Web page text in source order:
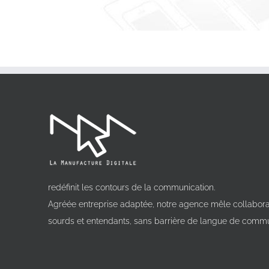
redéfinit les contours de la communication.
Agréée entreprise adaptée, notre agence mêle
sourds et entendants, sans barrière de langue de